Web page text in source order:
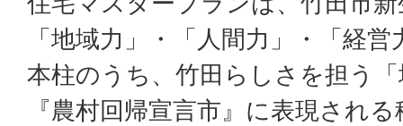
「地域力」・「人間力」・「経
本柱のうち、竹田らしさを担う
『農村回帰宣言市』に表現され